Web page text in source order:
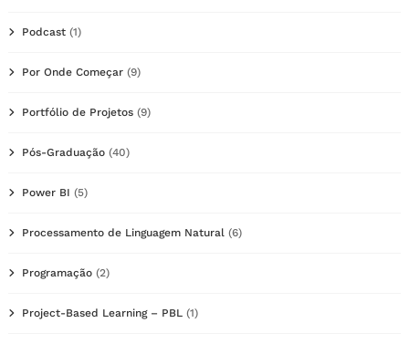
Podcast (1)
Por Onde Começar (9)
Portfólio de Projetos (9)
Pós-Graduação (40)
Power BI (5)
Processamento de Linguagem Natural (6)
Programação (2)
Project-Based Learning – PBL (1)